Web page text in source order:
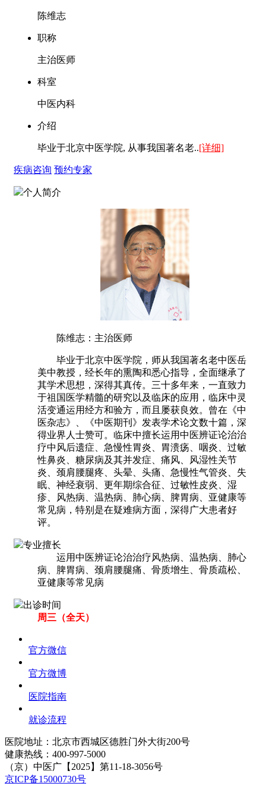
陈维志
职称
主治医师
科室
中医内科
介绍
毕业于北京中医学院, 从事我国著名老..[详细]
疾病咨询 预约专家
个人简介
陈维志：主治医师
毕业于北京中医学院，师从我国著名老中医岳
美中教授，经长年的熏陶和悉心指导，全面继承了
其学术思想，深得其真传。三十多年来，一直致力
于祖国医学精髓的研究以及临床的应用，临床中灵
活变通运用经方和验方，而且屡获良效。曾在《中
医杂志》、《中医期刊》发表学术论文数十篇，深
得业界人士赞可。临床中擅长运用中医辨证论治治
疗中风后遗症、急慢性胃炎、胃溃疡、咽炎、过敏
性鼻炎、糖尿病及其并发症、痛风、风湿性关节
炎、颈肩腰腿疼、头晕、头痛、急慢性气管炎、失
眠、神经衰弱、更年期综合征、过敏性皮炎、湿
疹、风热病、温热病、肺心病、脾胃病、亚健康等
常见病，特别是在疑难病方面，深得广大患者好
评。
专业擅长
运用中医辨证论治治疗风热病、温热病、肺心
病、脾胃病、颈肩腰腿痛、骨质增生、骨质疏松、
亚健康等常见病
出诊时间
周三（全天）
官方微信
官方微博
医院指南
就诊流程
医院地址：北京市西城区德胜门外大街200号
健康热线： 400-997-5000
（京）中医广【2025】第11-18-3056号
京ICP备15000730号